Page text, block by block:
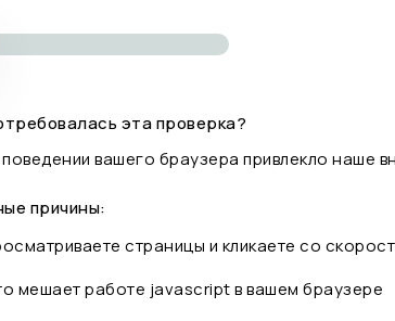
эта проверка?
вашего браузера привлекло наше
причины:
страницы и кликаете со
мешает работе javascript в вашем браузере